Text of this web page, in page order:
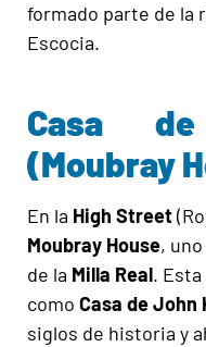
formado parte de la
Escocia.
Casa
(Moubray
En la High Street
Moubray House,
de la Milla Real.
como Casa de John
siglos de historia y